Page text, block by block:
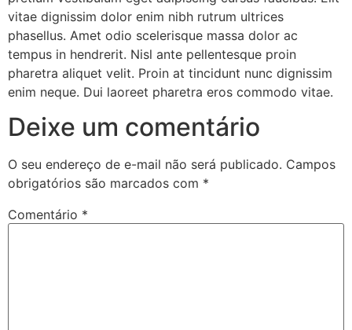
vitae dignissim dolor enim nibh rutrum ultrices
phasellus. Amet odio scelerisque massa dolor ac
tempus in hendrerit. Nisl ante pellentesque proin
pharetra aliquet velit. Proin at tincidunt nunc dignissim
enim neque. Dui laoreet pharetra eros commodo vitae.
Deixe um comentário
O seu endereço de e-mail não será publicado. Campos
obrigatórios são marcados com *
Comentário *